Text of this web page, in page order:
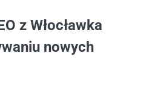
z Włocławka
nowych